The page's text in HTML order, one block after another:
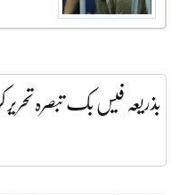
بذریعہ فیس بک تبصرہ تحریر